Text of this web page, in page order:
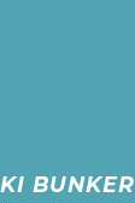
BUNKER